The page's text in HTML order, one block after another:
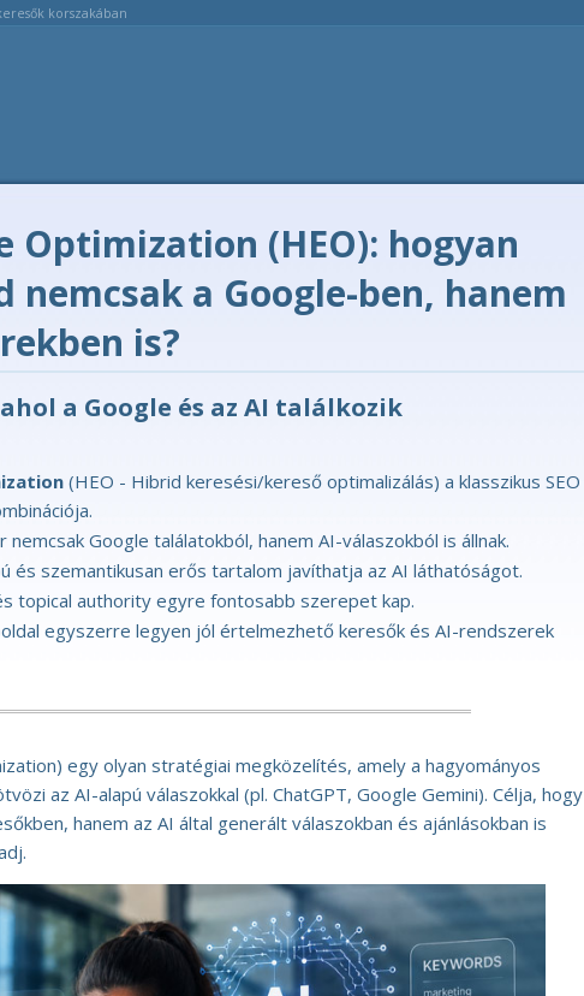
korszakában
Optimization (HEO): hogyan
a Google-ben, hanem
is?
a Google és az AI találkozik
(HEO - Hibrid keresési/kereső optimalizálás) a klasszikus SEO
Google találatokból, hanem AI-válaszokból is állnak.
és szemantikusan erős tartalom javíthatja az AI láthatóságot.
topical authority egyre fontosabb szerepet kap.
egyszerre legyen jól értelmezhető keresők és AI-rendszerek
egy olyan stratégiai megközelítés, amely a hagyományos
az AI-alapú válaszokkal (pl. ChatGPT, Google Gemini). Célja, hogy
hanem az AI által generált válaszokban és ajánlásokban is